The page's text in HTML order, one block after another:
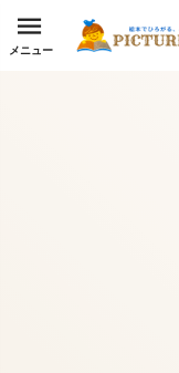
メニュー